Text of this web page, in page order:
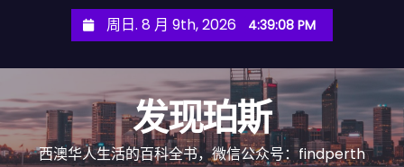
周日. 8 月 9th, 2026 4:39:09 PM
发现珀斯
西澳华人生活的百科全书，微信公众号：findperth